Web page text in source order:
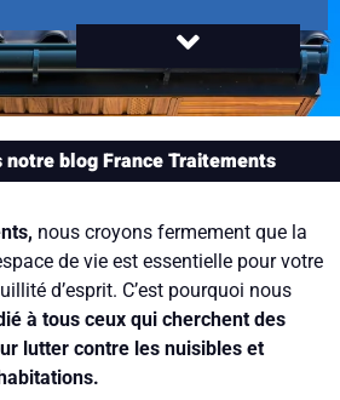
notre blog France Traitements
nous croyons fermement que la
de vie est essentielle pour votre
d’esprit. C’est pourquoi nous
à tous ceux qui cherchent des
lutter contre les nuisibles et